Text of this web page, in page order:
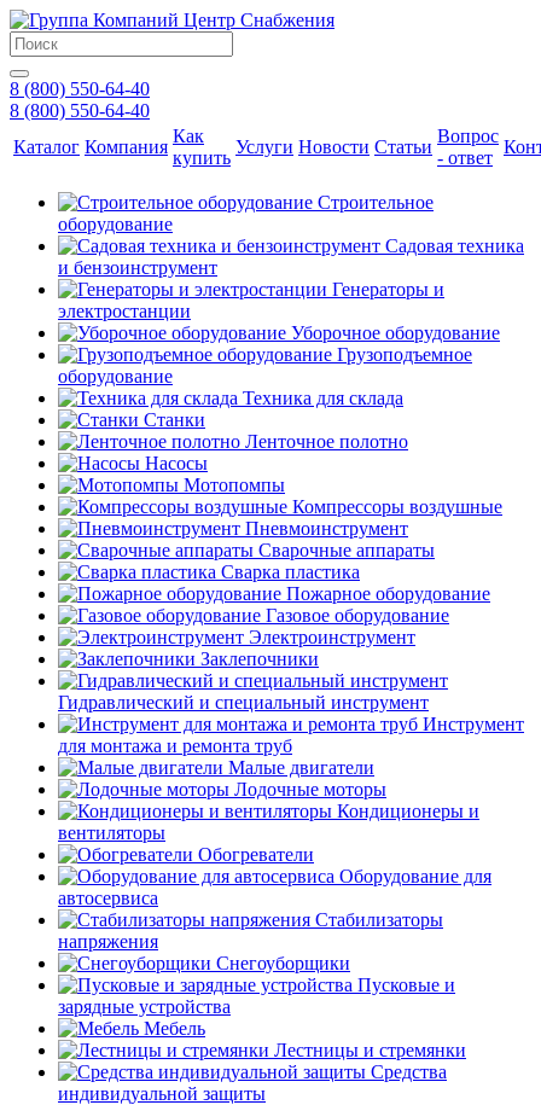
8 (800) 550-64-40
8 (800) 550-64-40
Каталог Компания
Как
купить
Услуги Новости Статьи
Вопрос
- ответ
Строительное
оборудование
Садовая техника
и бензоинструмент
Генераторы и
электростанции
Уборочное оборудование
Грузоподъемное
оборудование
Техника для склада
Станки
Ленточное полотно
Насосы
Мотопомпы
Компрессоры воздушные
Пневмоинструмент
Сварочные аппараты
Сварка пластика
Пожарное оборудование
Газовое оборудование
Электроинструмент
Заклепочники
Гидравлический и специальный инструмент
Инструмент
для монтажа и ремонта труб
Малые двигатели
Лодочные моторы
Кондиционеры и
вентиляторы
Обогреватели
Оборудование для
автосервиса
Стабилизаторы
напряжения
Снегоуборщики
Пусковые и
зарядные устройства
Мебель
Лестницы и стремянки
Средства
индивидуальной защиты